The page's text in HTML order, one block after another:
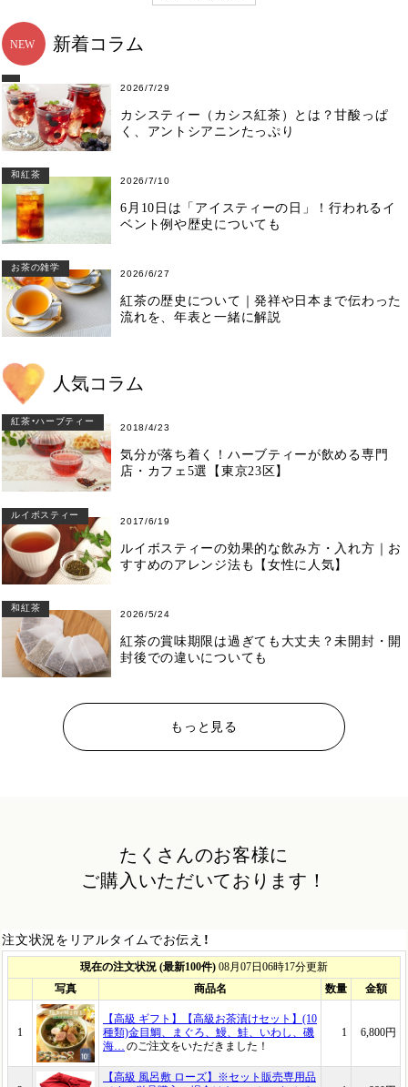
新着コラム
2026/7/29
カシスティー（カシス紅茶）とは？甘酸っぱ
く、アントシアニンたっぷり
和紅茶
2026/7/10
6月10日は「アイスティーの日」！行われるイ
ベント例や歴史についても
お茶の雑学
2026/6/27
紅茶の歴史について｜発祥や日本まで伝わった
流れを、年表と一緒に解説
人気コラム
紅茶・ハーブティー
2018/4/23
気分が落ち着く！ハーブティーが飲める専門
店・カフェ5選【東京23区】
ルイボスティー
2017/6/19
ルイボスティーの効果的な飲み方・入れ方｜お
すすめのアレンジ法も【女性に人気】
和紅茶
2026/5/24
紅茶の賞味期限は過ぎても大丈夫？未開封・開
封後での違いについても
もっと見る
たくさんのお客様に
ご購入いただいております！
注文状況をリアルタイムでお伝え！